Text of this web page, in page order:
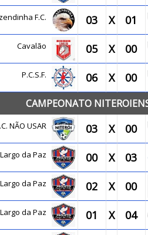
F.C. 03 X 01
Cavalão 05 X 00
P.C.S.F. 06 X 00
CAMPEONATO
NÃO USAR 03 X 00
Largo da Paz 00 X 03
Largo da Paz 02 X 00
Largo da Paz 01 X 04